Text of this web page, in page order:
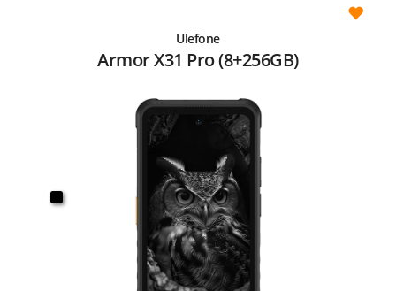
Ulefone
Armor X31 Pro (8+256GB)